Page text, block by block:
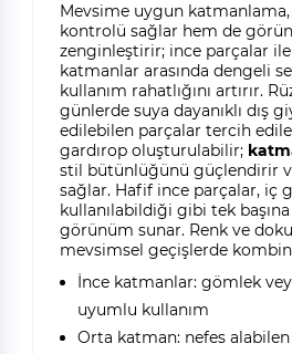
Mevsime uygun katmanlama,
kontrolü sağlar hem de
zenginleştirir; ince parçalar ile
katmanlar arasında dengeli
kullanım rahatlığını artırır.
günlerde suya dayanıklı dış
edilebilen parçalar tercih
gardırop oluşturulabilir;
stil bütünlüğünü güçlendirir
sağlar. Hafif ince parçalar, iç
kullanılabildiği gibi tek başına
görünüm sunar. Renk ve
mevsimsel geçişlerde
İnce katmanlar: gömlek
uyumlu kullanım
Orta katman: nefes alabilen